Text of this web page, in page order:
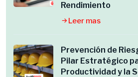
Rendimiento
Leer mas
Prevención de
Pilar Estratégico
Productividad y la